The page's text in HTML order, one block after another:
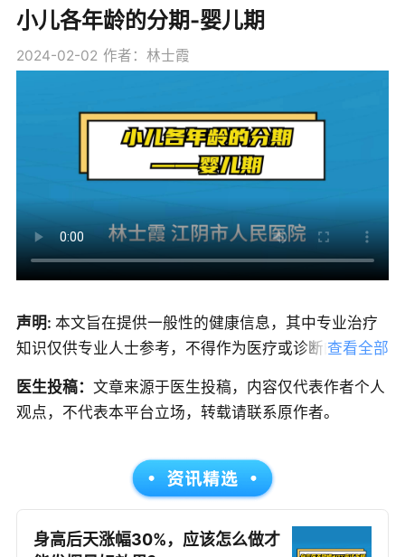
小儿各年龄的分期-婴儿期
2024-02-02 作者：林士霞
声明: 本文旨在提供一般性的健康信息，其中专业治疗
知识仅供专业人士参考，不得作为医疗或诊断的依据，
息的准确性，但本文中的信息可能不全面，也可能不适
用于所有个体的特定健康状况。读者在做出任何健康决
采取的任何行动，本文作者、出版方或任何相关第三方
不承担任何责任。若身体不适或需要咨询专业医疗问
题，请前往专业医疗机构或咨询专业的医疗人员。
查看全部
医生投稿： 文章来源于医生投稿，内容仅代表作者个人
观点，不代表本平台立场，转载请联系原作者。
身高后天涨幅30%，应该怎么做才